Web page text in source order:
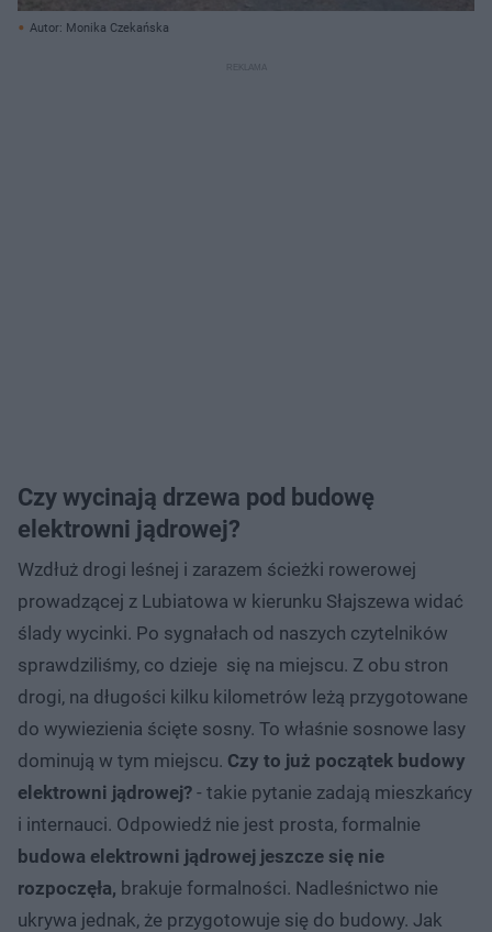
Autor: Monika Czekańska
Czy wycinają drzewa pod budowę
elektrowni jądrowej?
Wzdłuż drogi leśnej i zarazem ścieżki rowerowej
prowadzącej z Lubiatowa w kierunku Słajszewa widać
ślady wycinki. Po sygnałach od naszych czytelników
sprawdziliśmy, co dzieje się na miejscu. Z obu stron
drogi, na długości kilku kilometrów leżą przygotowane
do wywiezienia ścięte sosny. To właśnie sosnowe lasy
dominują w tym miejscu. Czy to już początek budowy
elektrowni jądrowej? - takie pytanie zadają mieszkańcy
i internauci. Odpowiedź nie jest prosta, formalnie
budowa elektrowni jądrowej jeszcze się nie
rozpoczęła, brakuje formalności. Nadleśnictwo nie
ukrywa jednak, że przygotowuje się do budowy. Jak